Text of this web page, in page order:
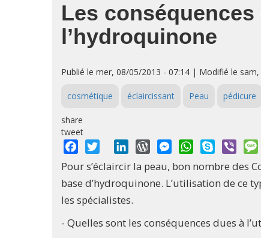
Les
l’hydroquinone
Publié le mer, 08/05/2013 - 07:14 | Modifié le
cosmétique éclaircissant Peau pédicure
share
tweet
Facebook
Twitter LinkedInWordPressMessengerWhatsApp
Skype Viber
Pour s’éclaircir la peau, bon nombre des
base d’hydroquinone. L’utilisation de ce
les spécialistes.
- Quelles sont les conséquences dues à